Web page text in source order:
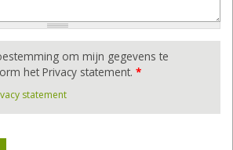
om mijn gegevens te
het Privacy statement. *
statement